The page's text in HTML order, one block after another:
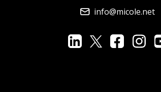
info@micole.net